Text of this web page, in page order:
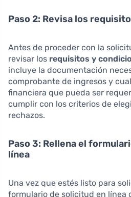
Paso 2: Revisa los
Antes de proceder con la
revisar los requisitos y
incluye la documentación
comprobante de ingresos y
financiera que pueda ser
cumplir con los criterios de
rechazos.
Paso 3: Rellena el
línea
Una vez que estés listo para
formulario de solicitud en línea